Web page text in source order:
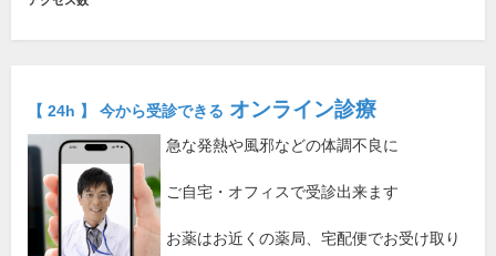
【 24h 】 今から受診できる オンライン診療
急な発熱や風邪などの体調不良に
ご自宅・オフィスで受診出来ます
お薬はお近くの薬局、宅配便でお受け取り